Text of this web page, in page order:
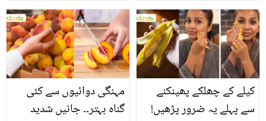
سے متعلق غلط فہمیوں کی
حقیقت کیا ہے اور افواہ
کیا؟
بتائے راز
مہنگی دوائیوں سے کئی
گناہ بہتر۔۔ جانیں شدید
کیلے کے چھلکے پھینکنے
سے پہلے یہ ضرور پڑھیں!